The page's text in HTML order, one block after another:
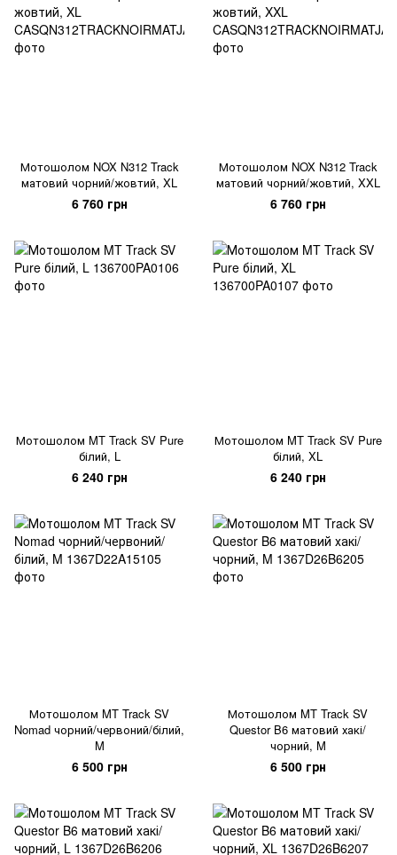
Мотошолом NOX N312 Track
матовий чорний/жовтий, XL
6 760 грн
Мотошолом NOX N312 Track
матовий чорний/жовтий, XXL
6 760 грн
Мотошолом MT Track SV Pure
білий, L
6 240 грн
Мотошолом MT Track SV Pure
білий, XL
6 240 грн
Мотошолом MT Track SV
Nomad чорний/червоний/білий,
M
6 500 грн
Мотошолом MT Track SV
Questor B6 матовий хакі/
чорний, M
6 500 грн